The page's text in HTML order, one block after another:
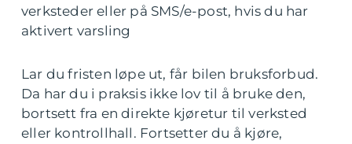
verksteder eller på SMS/e-post, hvis du har
aktivert varsling
Lar du fristen løpe ut, får bilen bruksforbud.
Da har du i praksis ikke lov til å bruke den,
bortsett fra en direkte kjøretur til verksted
eller kontrollhall. Fortsetter du å kjøre,